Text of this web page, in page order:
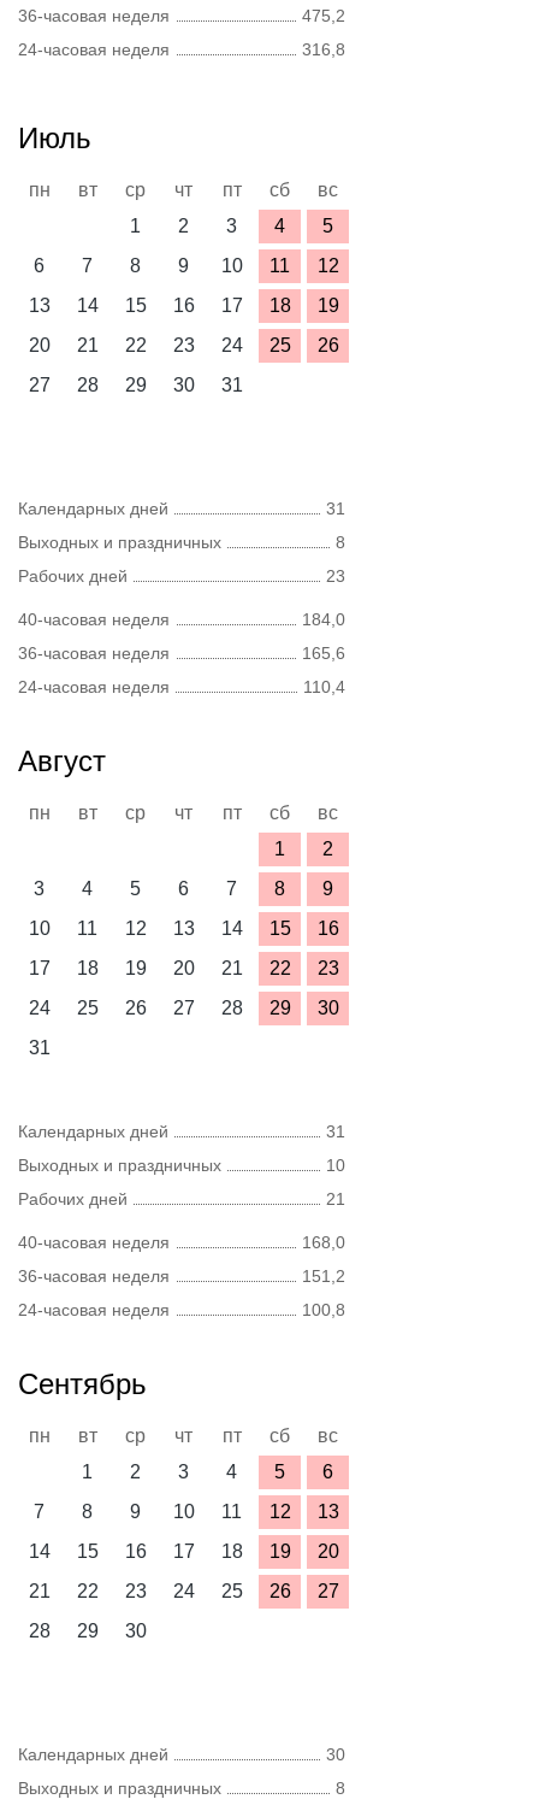
36-часовая неделя
475,2
24-часовая неделя
316,8
Июль
пн вт ср чт пт сб
вс
1
2 3 4
5
6
7 8 9 10 11
12
13
14 15 16 17 18
19
20
21 22 23 24 25
26
27
28 29 30 31
Календарных дней
31
Выходных и праздничных
8
Рабочих дней
23
40-часовая неделя
184,0
36-часовая неделя
165,6
24-часовая неделя
110,4
Август
пн вт ср чт пт сб
вс
1
2
3
4 5 6 7 8
9
10
11 12 13 14 15
16
17
18 19 20 21 22
23
24
25 26 27 28 29
30
31
Календарных дней
31
Выходных и праздничных
10
Рабочих дней
21
40-часовая неделя
168,0
36-часовая неделя
151,2
24-часовая неделя
100,8
Сентябрь
пн вт ср чт пт сб
вс
1
2 3 4 5
6
7
8 9 10 11 12
13
14
15 16 17 18 19
20
21
22 23 24 25 26
27
28
29 30
Календарных дней
30
Выходных и праздничных
8